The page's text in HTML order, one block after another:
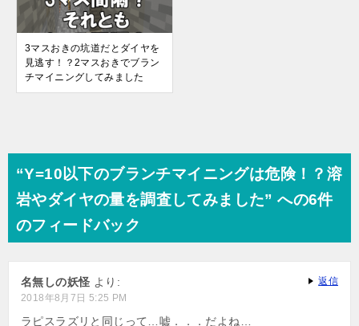
3マスおきの坑道だとダイヤを
見逃す！？2マスおきでブラン
チマイニングしてみました
“Y=10以下のブランチマイニングは危険！？溶
岩やダイヤの量を調査してみました” への6件
のフィードバック
名無しの妖怪 より:
2018年8月7日 5:25 PM
ラピスラズリと同じって…嘘．．．だよね…
返信